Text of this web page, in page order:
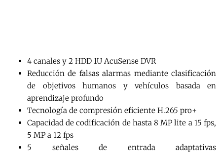
4 canales y 2 HDD 1U AcuSense DVR
Reducción de falsas alarmas mediante clasificación
de objetivos humanos y vehículos basada en
aprendizaje profundo
Tecnología de compresión eficiente H.265 pro+
Capacidad de codificación de hasta 8 MP lite a 15 fps,
5 MP a 12 fps
5 señales de entrada adaptativas